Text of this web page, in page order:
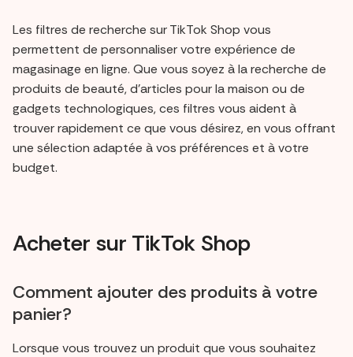
Les filtres de recherche sur TikTok Shop vous
permettent de personnaliser votre expérience de
magasinage en ligne. Que vous soyez à la recherche de
produits de beauté, d'articles pour la maison ou de
gadgets technologiques, ces filtres vous aident à
trouver rapidement ce que vous désirez, en vous offrant
une sélection adaptée à vos préférences et à votre
budget.
Acheter sur TikTok Shop
Comment ajouter des produits à votre
panier?
Lorsque vous trouvez un produit que vous souhaitez